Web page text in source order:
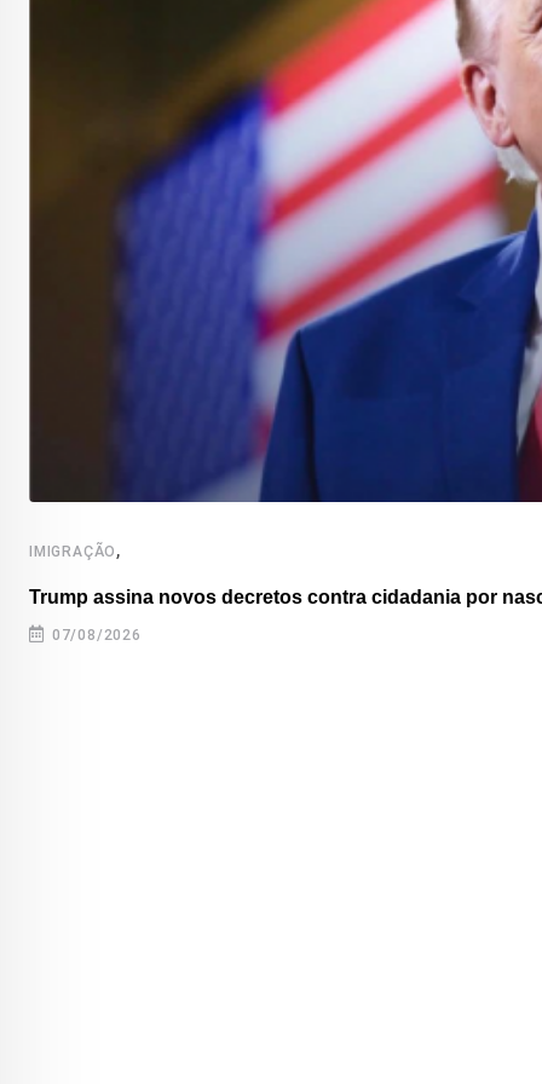
IMIGRAÇÃO ,
Trump assina novos decretos contra cidadania por
07/08/2026